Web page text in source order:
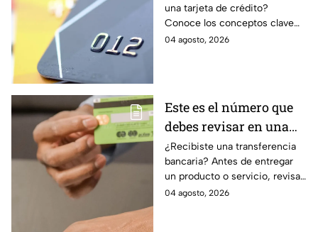
evitar deudas
una tarjeta de crédito?
Conoce los conceptos clave
como CAT, fecha de corte,
04 agosto, 2026
Este es el número que
debes revisar en una
transferencia bancaria
para evitar fraudes
¿Recibiste una transferencia
bancaria? Antes de entregar
un producto o servicio, revisa
este número clave para
04 agosto, 2026